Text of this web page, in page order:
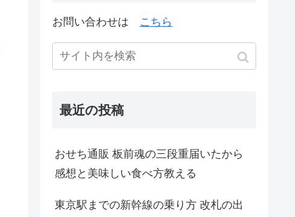
お問い合わせは こちら
最近の投稿
おせち通販 板前魂の三段重届いたから
感想と美味しい食べ方教える
東京駅までの新幹線の乗り方 改札の出